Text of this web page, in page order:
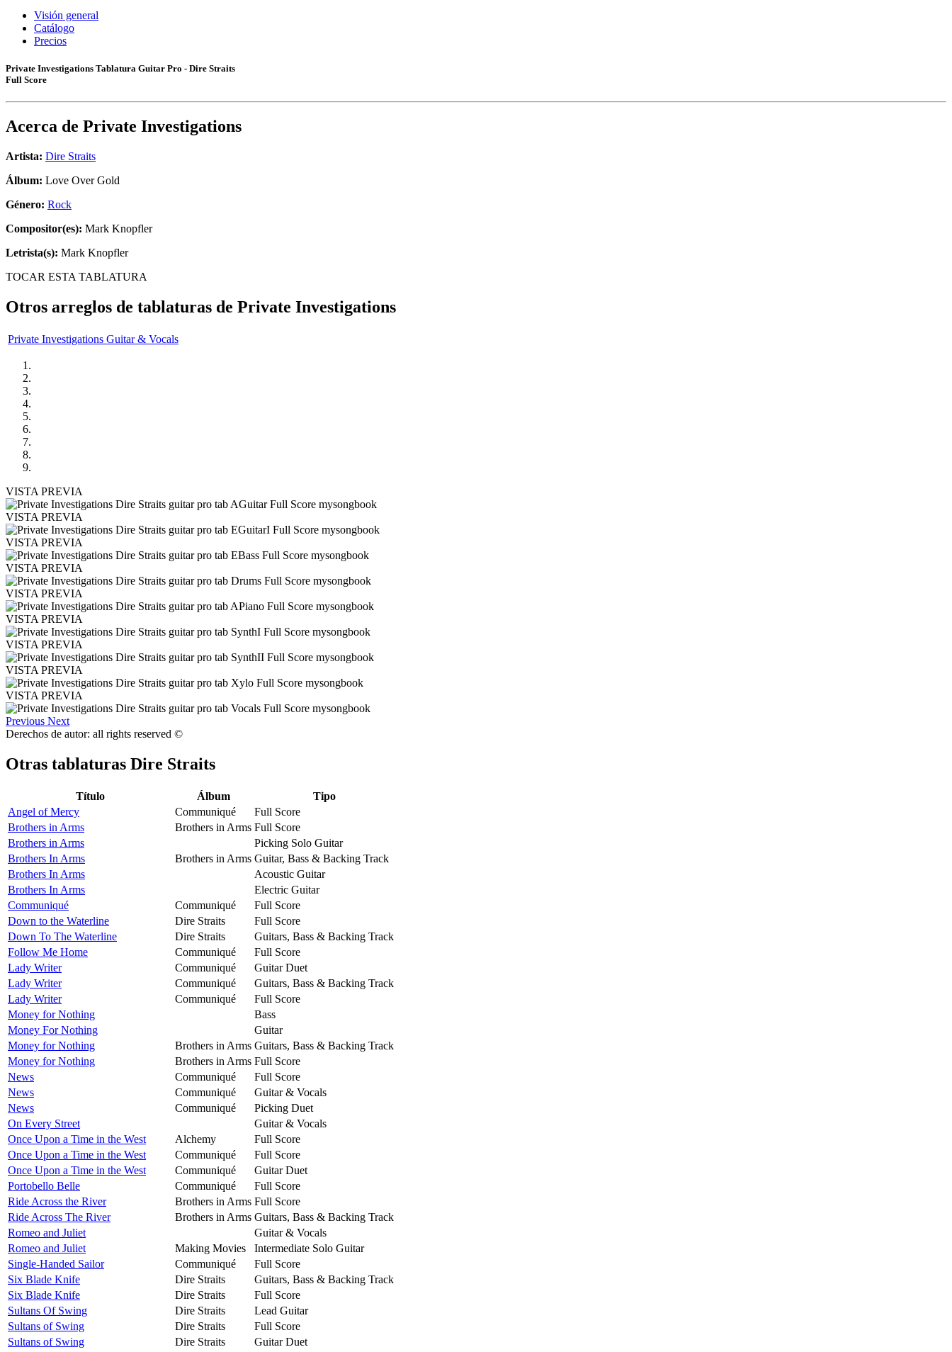
Visión general
Catálogo
Precios
Private Investigations Tablatura Guitar Pro - Dire Straits
Full Score
Acerca de Private Investigations
Artista: Dire Straits
Álbum: Love Over Gold
Género: Rock
Compositor(es): Mark Knopfler
Letrista(s): Mark Knopfler
TOCAR ESTA TABLATURA
Otros arreglos de tablaturas de Private Investigations
Private Investigations Guitar & Vocals
VISTA PREVIA
VISTA PREVIA
VISTA PREVIA
VISTA PREVIA
VISTA PREVIA
VISTA PREVIA
VISTA PREVIA
VISTA PREVIA
VISTA PREVIA
Previous Next
Derechos de autor: all rights reserved ©
Otras tablaturas Dire Straits
Título Álbum
Tipo
Angel of Mercy
Communiqué
Full Score
Brothers in Arms
Brothers in Arms Full Score
Brothers in Arms
Picking Solo Guitar
Brothers In Arms
Brothers in Arms Guitar, Bass & Backing Track
Brothers In Arms
Acoustic Guitar
Brothers In Arms
Electric Guitar
Communiqué
Communiqué
Full Score
Down to the Waterline
Dire Straits
Full Score
Down To The Waterline
Dire Straits
Guitars, Bass & Backing Track
Follow Me Home
Communiqué
Full Score
Lady Writer
Communiqué
Guitar Duet
Lady Writer
Communiqué
Guitars, Bass & Backing Track
Lady Writer
Communiqué
Full Score
Money for Nothing
Bass
Money For Nothing
Guitar
Money for Nothing
Brothers in Arms Guitars, Bass & Backing Track
Money for Nothing
Brothers in Arms Full Score
News
Communiqué
Full Score
News
Communiqué
Guitar & Vocals
News
Communiqué
Picking Duet
On Every Street
Guitar & Vocals
Once Upon a Time in the West
Alchemy
Full Score
Once Upon a Time in the West
Communiqué
Full Score
Once Upon a Time in the West
Communiqué
Guitar Duet
Portobello Belle
Communiqué
Full Score
Ride Across the River
Brothers in Arms Full Score
Ride Across The River
Brothers in Arms Guitars, Bass & Backing Track
Romeo and Juliet
Guitar & Vocals
Romeo and Juliet
Making Movies
Intermediate Solo Guitar
Single-Handed Sailor
Communiqué
Full Score
Six Blade Knife
Dire Straits
Guitars, Bass & Backing Track
Six Blade Knife
Dire Straits
Full Score
Sultans Of Swing
Dire Straits
Lead Guitar
Sultans of Swing
Dire Straits
Full Score
Sultans of Swing
Dire Straits
Guitar Duet